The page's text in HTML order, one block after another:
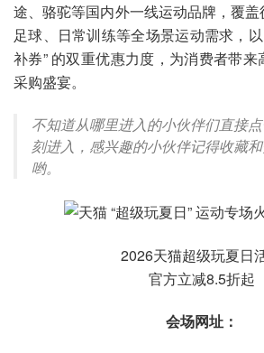
途、骆驼等国内外一线运动品牌，覆盖
足球、日常训练等全场景运动需求，
补券” 的双重优惠力度，为消费者带
采购盛宴。
不知道从哪里进入的小伙伴们直接
刻进入，感兴趣的小伙伴记得收藏
哟。
2026天猫超级玩夏日
官方立减8.5折起
会场网址：